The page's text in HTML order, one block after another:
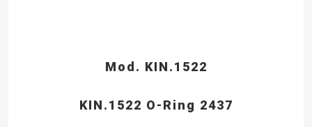
Mod. KIN.1522
KIN.1522 O-Ring 2437